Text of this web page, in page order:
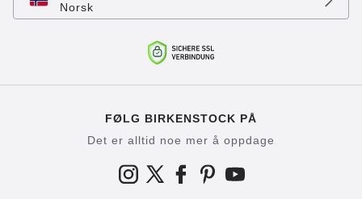
Norsk
FØLG BIRKENSTOCK PÅ
Det er alltid noe mer å oppdage